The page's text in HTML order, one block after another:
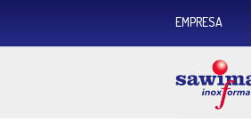
EMPRESA